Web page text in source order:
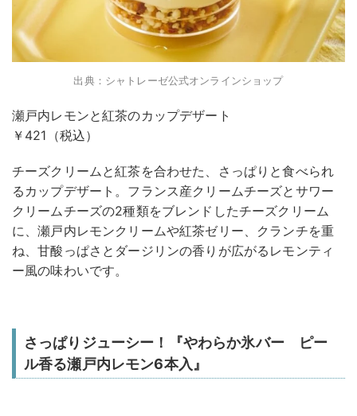
出典：シャトレーゼ公式オンラインショップ
瀬戸内レモンと紅茶のカップデザート
￥421（税込）
チーズクリームと紅茶を合わせた、さっぱりと食べられ
るカップデザート。フランス産クリームチーズとサワー
クリームチーズの2種類をブレンドしたチーズクリーム
に、瀬戸内レモンクリームや紅茶ゼリー、クランチを重
ね、甘酸っぱさとダージリンの香りが広がるレモンティ
ー風の味わいです。
さっぱりジューシー！『やわらか氷バー ピー
ル香る瀬戸内レモン6本入』